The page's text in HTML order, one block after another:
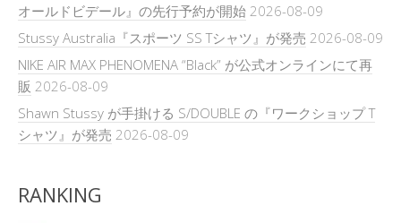
オールドビデール』の先行予約が開始 2026-08-09
Stussy Australia『スポーツ SS Tシャツ』が発売 2026-08-09
NIKE AIR MAX PHENOMENA “Black” が公式オンラインにて再
販 2026-08-09
Shawn Stussy が手掛ける S/DOUBLE の『ワークショップ T
シャツ』が発売 2026-08-09
RANKING